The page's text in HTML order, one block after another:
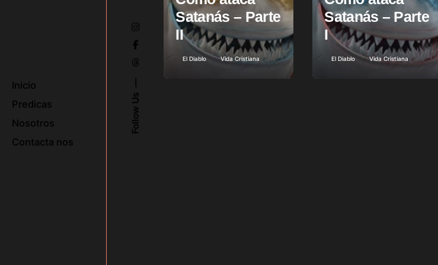
Follow Us
Inicio
Predicas
Nosotros
Contacta nos
Satanás – Parte
II
El Diablo Vida Cristiana
Satanás – Parte
I
El Diablo Vida Cristiana